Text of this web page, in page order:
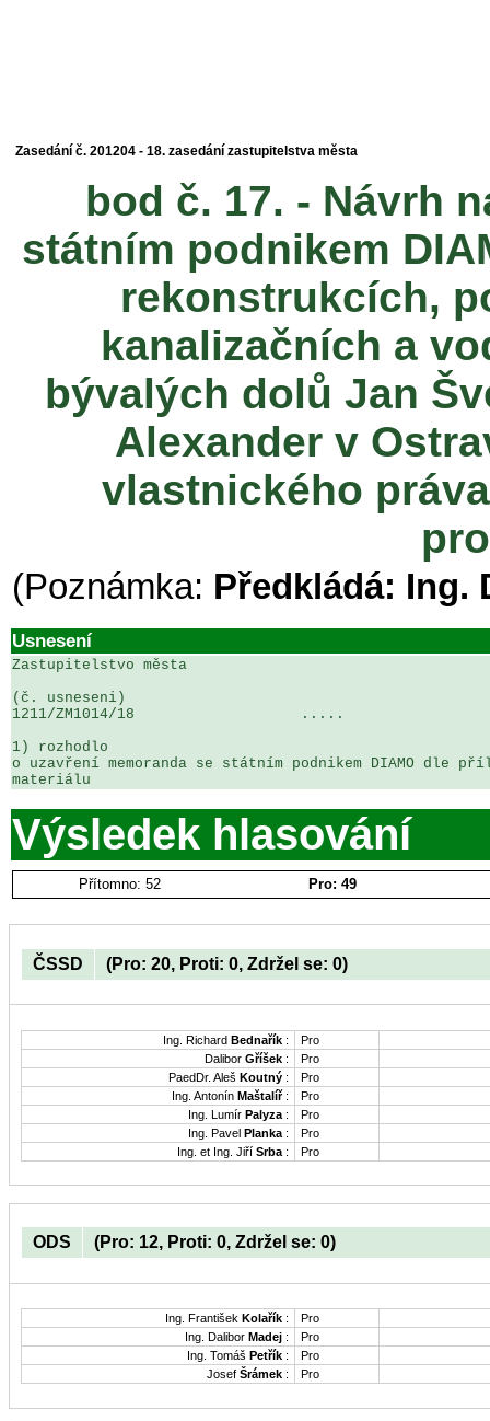
Zasedání č. 201204 - 18. zasedání zastupitelstva města
bod č. 17. - Návrh
státním podnikem
rekonstrukcích,
kanalizačních a
bývalých dolů Jan
Alexander v
vlastnického
(Poznámka: Předkládá: Ing.
Usnesení
Zastupitelstvo města
(č. usneseni)
1211/ZM1014/18                   .....
1) rozhodlo
o uzavření memoranda se státním podnikem DIAMO dle
materiálu
Výsledek hlasování
Přítomno: 52 Pro: 49
ČSSD (Pro: 20, Proti: 0, Zdržel se: 0)
Ing. Richard Bednařík :
Pro
Dalibor Gříšek :
Pro
PaedDr. Aleš Koutný :
Pro
Ing. Antonín Maštalíř:
Pro
Ing. Lumír Palyza :
Pro
Ing. Pavel Planka :
Pro
Ing. et Ing. Jiří Srba : Pro
ODS (Pro: 12, Proti: 0, Zdržel se: 0)
Ing. František Kolařík :
Pro
Ing. Dalibor Madej :
Pro
Ing. Tomáš Petřík :
Pro
Josef Šrámek : Pro